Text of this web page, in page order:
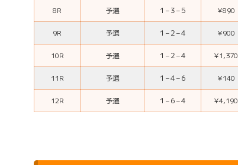
8R 予選 １ –３–５ ¥890
9R 予選 １ –２–４ ¥900
10R 予選 １ –２–４ ¥1,370
11R 予選 １ –４–６ ¥140
12R 予選 １ –６–４ ¥4,190